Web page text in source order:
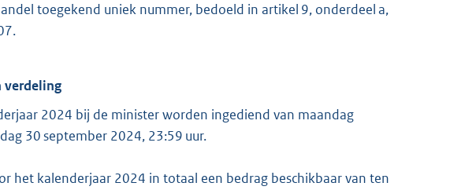
toegekend uniek nummer, bedoeld in artikel 9, onderdeel a,
verdeling
2024 bij de minister worden ingediend van maandag
30 september 2024, 23:59 uur.
het kalenderjaar 2024 in totaal een bedrag beschikbaar van ten